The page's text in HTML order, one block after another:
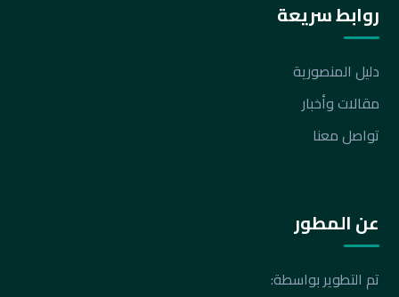
روابط سريعة
دليل المنصورية
مقالات وأخبار
تواصل معنا
عن المطور
تم التطوير بواسطة: